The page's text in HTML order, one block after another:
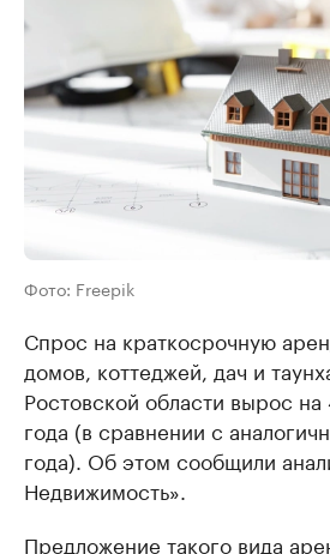
Фото: Freepik
Спрос на краткосрочную
домов, коттеджей, дач и
Ростовской области вырос
года (в сравнении с
года). Об этом сообщили
Недвижимость».
Предложение такого вида